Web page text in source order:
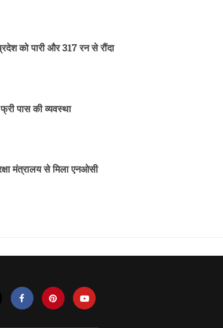
को पारी और 317 रन से रौंदा
पास की व्यवस्था
मंत्रालय से मिला एनओसी